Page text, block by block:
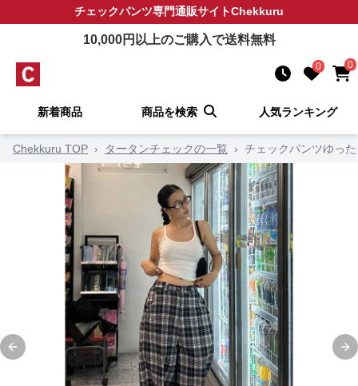
チェックパンツ専門通販サイトChekkuru
10,000円以上のご購入で送料無料
0 0
新着商品 商品を検索 人気ランキング
Chekkuru TOP › タータンチェックの一覧 › チェックパンツゆっ
Previous slide